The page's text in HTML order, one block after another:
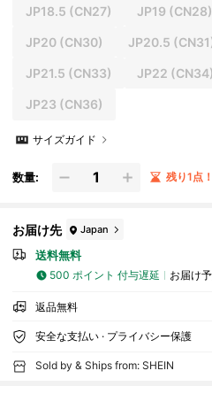
JP18.5 (CN27) JP19 (CN28)
JP20(CN30) JP20.5
JP21.5 (CN33) JP22 (CN34)
JP23 (CN36)
サイズガイド
数量: 残り1点！
お届け先 Japan
送料無料
500 ポイント 付与遅延 お届け
返品無料
安全な支払い · プライバシー保護
Sold by & Ships from: SHEIN